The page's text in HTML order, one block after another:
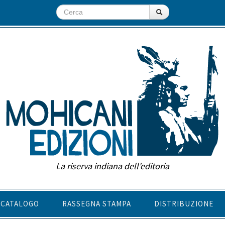
La riserva indiana dell'editoria
CATALOGO RASSEGNA STAMPA DISTRIBUZIONE